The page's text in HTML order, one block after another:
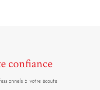
confiance
à votre écoute